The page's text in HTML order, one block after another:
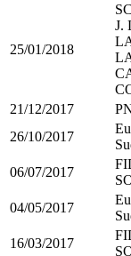
25/01/2018
J.
21/12/2017
26/10/2017
06/07/2017
04/05/2017
16/03/2017